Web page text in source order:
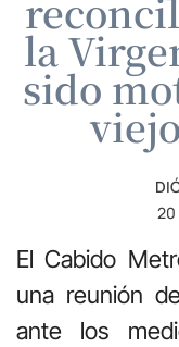
la
sido
20
El Cabido
una reunión
ante los